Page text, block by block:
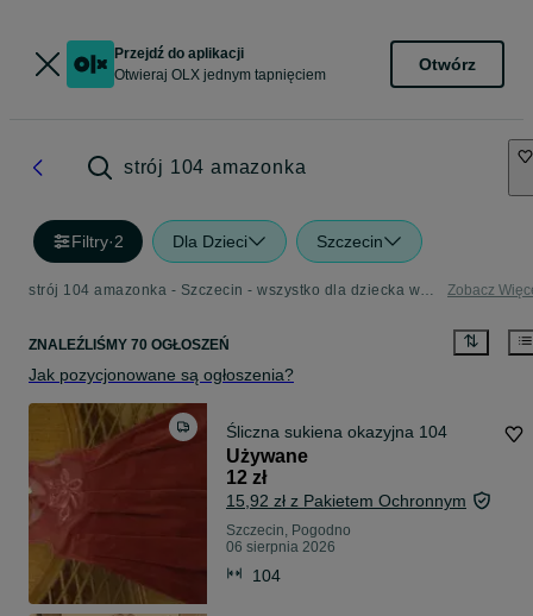
Przejdź do aplikacji
Otwieraj OLX jednym tapnięciem
Otwórz
strój 104 amazonka
Filtry·2 Dla Dzieci Szczecin
strój 104 amazonka - Szczecin - wszystko dla dziecka w Twojej okolicy Zobacz
ZNALEŹLIŚMY 70 OGŁOSZEŃ
Jak pozycjonowane są ogłoszenia?
Śliczna sukiena okazyjna 104
Używane
12 zł
15,92 zł z Pakietem Ochronnym
Szczecin, Pogodno
06 sierpnia 2026
104